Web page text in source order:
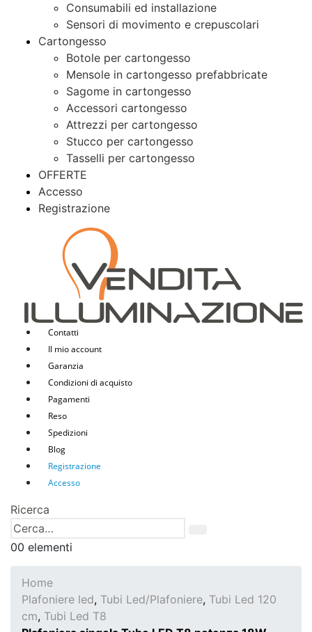
Consumabili ed installazione
Sensori di movimento e crepuscolari
Cartongesso
Botole per cartongesso
Mensole in cartongesso prefabbricate
Sagome in cartongesso
Accessori cartongesso
Attrezzi per cartongesso
Stucco per cartongesso
Tasselli per cartongesso
OFFERTE
Accesso
Registrazione
Contatti
Il mio account
Garanzia
Condizioni di acquisto
Pagamenti
Reso
Spedizioni
Blog
Registrazione
Accesso
Ricerca
00 elementi
Home
Plafoniere led, Tubi Led/Plafoniere, Tubi Led 120
cm, Tubi Led T8